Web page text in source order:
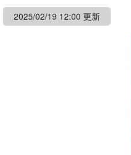
2025/02/19 12:00 更新